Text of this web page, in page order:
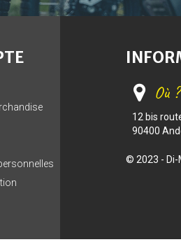
Où ?
12 bis
90400
© 2023 - Di-